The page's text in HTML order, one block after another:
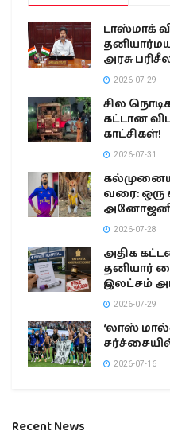
டாஸ்மாக்
அரசு
2026-07-29
சில
கட்டான
காட்சிகள்!
2026-07-31
வரை:
2026-07-28
அதிக
தனியார்
இலட்சம்
2026-07-29
‘லாஸ்
2026-07-16
Recent News